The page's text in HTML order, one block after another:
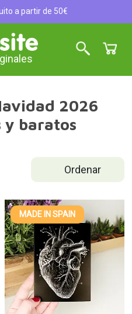
a partir de 50€
2026
y baratos
Ordenar
MADE IN SPAIN